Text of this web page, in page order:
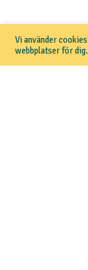
Tillbaka
Vi använder
webbplatser för dig.